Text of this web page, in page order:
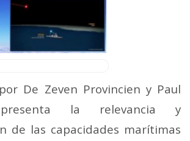
De Zeven Provincien y Paul
la relevancia y
de las capacidades marítimas